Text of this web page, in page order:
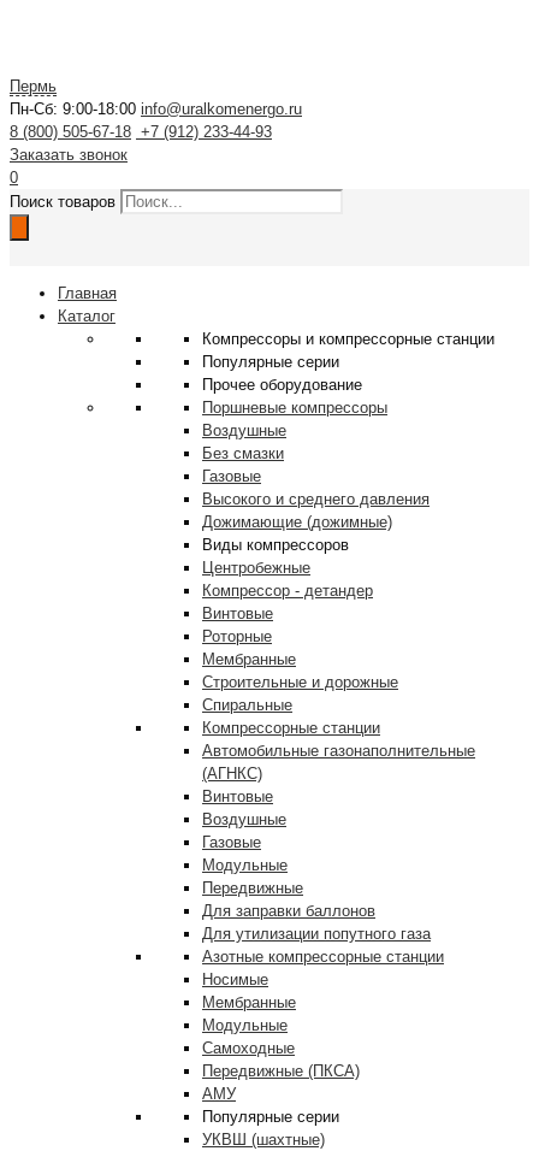
Пермь
Пн-Сб: 9:00-18:00 info@uralkomenergo.ru
8 (800) 505-67-18 +7 (912) 233-44-93
Заказать звонок
0
Поиск товаров
Главная
Каталог
Компрессоры и компрессорные станции
Популярные серии
Прочее оборудование
Поршневые компрессоры
Воздушные
Без смазки
Газовые
Высокого и среднего давления
Дожимающие (дожимные)
Виды компрессоров
Центробежные
Компрессор - детандер
Винтовые
Роторные
Мембранные
Строительные и дорожные
Спиральные
Компрессорные станции
Автомобильные газонаполнительные
(АГНКС)
Винтовые
Воздушные
Газовые
Модульные
Передвижные
Для заправки баллонов
Для утилизации попутного газа
Азотные компрессорные станции
Носимые
Мембранные
Модульные
Самоходные
Передвижные (ПКСА)
АМУ
Популярные серии
УКВШ (шахтные)